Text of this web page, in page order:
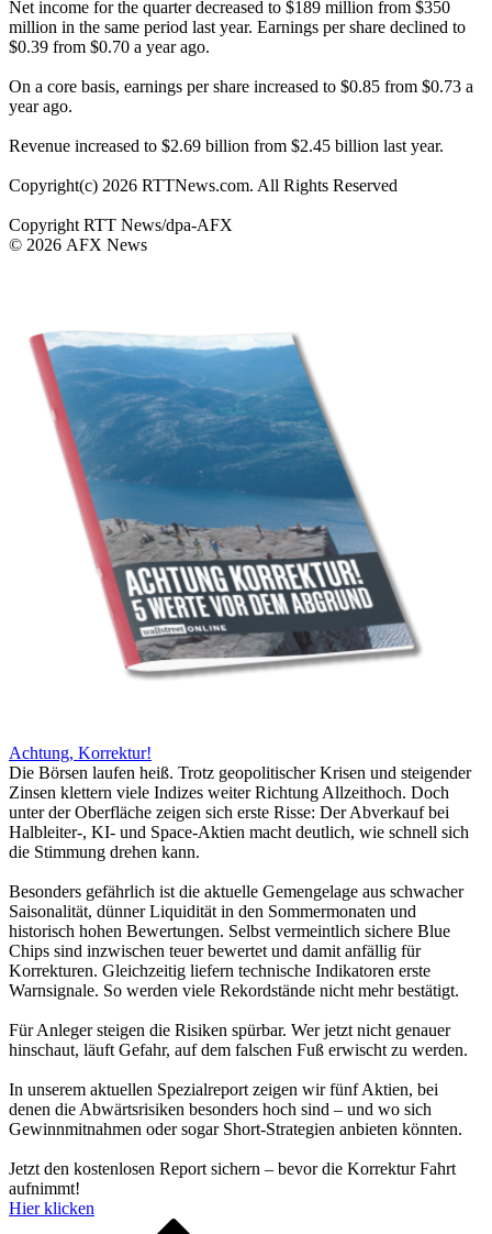
Net income for the quarter decreased to $189 million from $350
million in the same period last year. Earnings per share declined to
$0.39 from $0.70 a year ago.
On a core basis, earnings per share increased to $0.85 from $0.73 a
year ago.
Revenue increased to $2.69 billion from $2.45 billion last year.
Copyright(c) 2026 RTTNews.com. All Rights Reserved
Copyright RTT News/dpa-AFX
© 2026 AFX News
Achtung, Korrektur!
Die Börsen laufen heiß. Trotz geopolitischer Krisen und steigender
Zinsen klettern viele Indizes weiter Richtung Allzeithoch. Doch
unter der Oberfläche zeigen sich erste Risse: Der Abverkauf bei
Halbleiter-, KI- und Space-Aktien macht deutlich, wie schnell sich
die Stimmung drehen kann.
Besonders gefährlich ist die aktuelle Gemengelage aus schwacher
Saisonalität, dünner Liquidität in den Sommermonaten und
historisch hohen Bewertungen. Selbst vermeintlich sichere Blue
Chips sind inzwischen teuer bewertet und damit anfällig für
Korrekturen. Gleichzeitig liefern technische Indikatoren erste
Warnsignale. So werden viele Rekordstände nicht mehr bestätigt.
Für Anleger steigen die Risiken spürbar. Wer jetzt nicht genauer
hinschaut, läuft Gefahr, auf dem falschen Fuß erwischt zu werden.
In unserem aktuellen Spezialreport zeigen wir fünf Aktien, bei
denen die Abwärtsrisiken besonders hoch sind – und wo sich
Gewinnmitnahmen oder sogar Short-Strategien anbieten könnten.
Jetzt den kostenlosen Report sichern – bevor die Korrektur Fahrt
aufnimmt!
Hier klicken